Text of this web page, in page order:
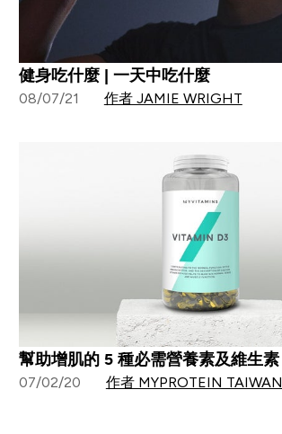
健身吃什麼 | 一天中吃什麼
08/07/21 作者 JAMIE WRIGHT
幫助增肌的 5 種必需營養素及維生素
07/02/20 作者 MYPROTEIN TAIWAN